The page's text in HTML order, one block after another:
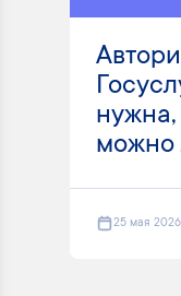
нужна,
можно
25 мая 2026